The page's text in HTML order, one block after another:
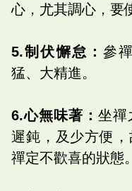
心，尤其調心，要
5.制伏懈怠： 參
猛、大精進。
6.心無味著： 坐禪
遲鈍，及少方便
禪定不歡喜的狀態。